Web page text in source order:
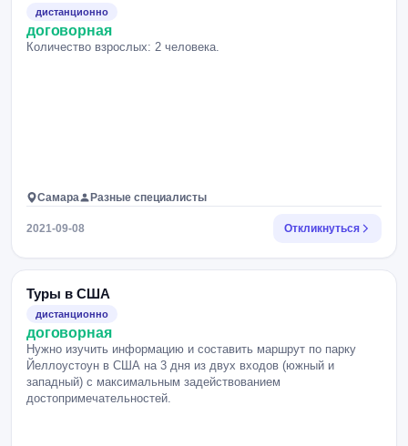
дистанционно
договорная
Количество взрослых: 2 человека.
Самара Разные специалисты
2021-09-08 Откликнуться
Туры в США
дистанционно
договорная
Нужно изучить информацию и составить маршрут по парку
Йеллоустоун в США на 3 дня из двух входов (южный и
западный) с максимальным задействованием
достопримечательностей.